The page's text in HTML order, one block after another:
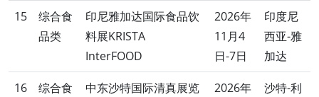
15
综合食
品类
印尼雅加达国际食品饮
料展KRISTA
InterFOOD
2026年
11月4
日-7日
印度尼
西亚-雅
加达
16
综合食
中东沙特国际清真展览
2026年
沙特-利